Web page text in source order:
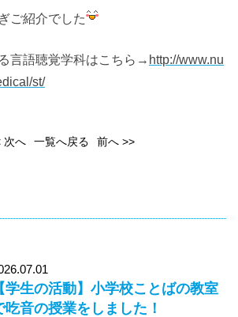
ご紹介でした
言語聴覚学科はこちら→ http://www.nu
st/
次へ 一覧へ戻る 前へ >>
【学生の活動】小学校ことばの教室
吃音の授業をしました！